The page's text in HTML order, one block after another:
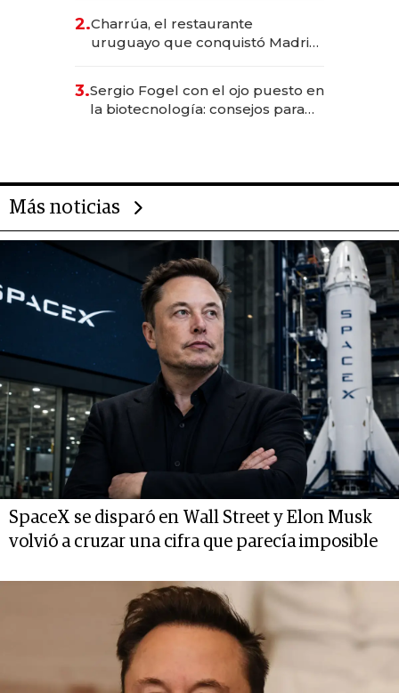
millones
2.Charrúa, el restaurante
uruguayo que conquistó Madrid:
anticipación y prepara apertura
3.Sergio Fogel con el ojo puesto en
la biotecnología: consejos para
Más noticias
SpaceX se disparó en Wall Street y Elon Musk
volvió a cruzar una cifra que parecía imposible